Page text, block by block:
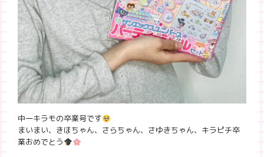
中一キラモの卒業号です
まいまい、きほちゃん、さらちゃん、さゆきちゃん、キラピチ卒
業おめでとう